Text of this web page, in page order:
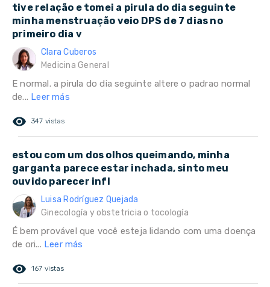
tive relação e tomei a pirula do dia seguinte
minha menstruação veio DPS de 7 dias no
primeiro dia v
Clara Cuberos
Medicina General
E normal. a pirula do dia seguinte altere o padrao normal
de... Leer más
remove_red_eye 347 vistas
estou com um dos olhos queimando, minha
garganta parece estar inchada, sinto meu
ouvido parecer infl
Luisa Rodríguez Quejada
Ginecología y obstetricia o tocología
É bem provável que você esteja lidando com uma doença
de ori... Leer más
remove_red_eye 167 vistas